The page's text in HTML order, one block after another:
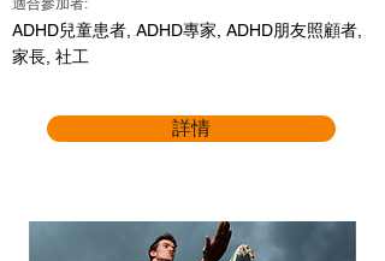
適合參加者:
ADHD兒童患者, ADHD專家, ADHD朋友照顧者,
家長, 社工
詳情